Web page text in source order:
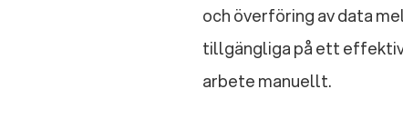
och överföring av data
tillgängliga på ett
arbete manuellt.